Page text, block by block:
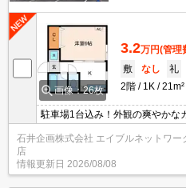
画像：26枚
3.2万円(管理
敷
なし 礼
2階
1K 21m²
駐車場1台込み！外観の爽やかな
向けのお部屋です。
石井企画株式会社 エイブルネットワー
店
情報更新日 2026/08/08